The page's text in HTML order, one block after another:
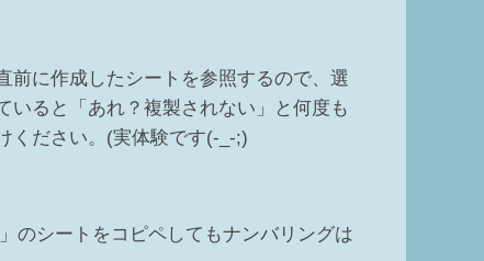
前に作成したシートを参照するので、選
いると「あれ？複製されない」と何度も
ください。(実体験です(-_-;)
のシートをコピペしてもナンバリングは